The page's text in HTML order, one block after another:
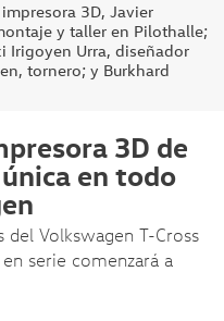
3D, Javier
y taller en Pilothalle;
Irigoyen Urra, diseñador
tornero; y Burkhard
3D de
en todo
Volkswagen T-Cross
serie comenzará a